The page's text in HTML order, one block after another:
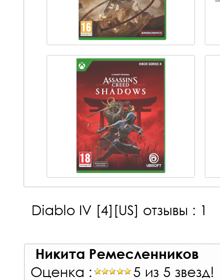
Diablo IV [4][US] отзывы : 1
Никита Ремесленников
Оценка :
5 из 5 звезд!